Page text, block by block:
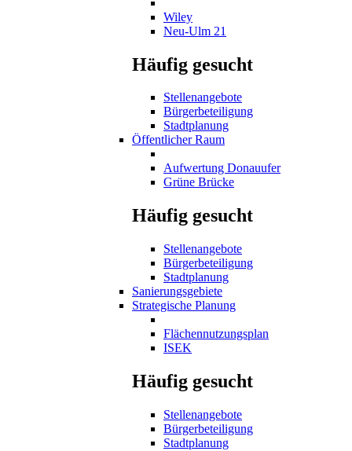
Wiley
Neu-Ulm 21
Häufig gesucht
Stellenangebote
Bürgerbeteiligung
Stadtplanung
Öffentlicher Raum
Aufwertung Donauufer
Grüne Brücke
Häufig gesucht
Stellenangebote
Bürgerbeteiligung
Stadtplanung
Sanierungsgebiete
Strategische Planung
Flächennutzungsplan
ISEK
Häufig gesucht
Stellenangebote
Bürgerbeteiligung
Stadtplanung